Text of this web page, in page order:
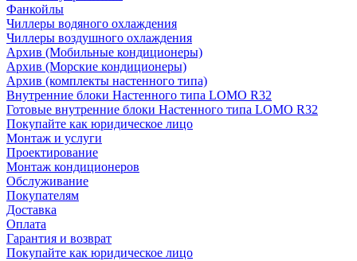
Фанкойлы
Чиллеры водяного охлаждения
Чиллеры воздушного охлаждения
Архив (Мобильные кондиционеры)
Архив (Морские кондиционеры)
Архив (комплекты настенного типа)
Внутренние блоки Настенного типа LOMO R32
Готовые внутренние блоки Настенного типа LOMO R32
Покупайте как юридическое лицо
Монтаж и услуги
Проектирование
Монтаж кондиционеров
Обслуживание
Покупателям
Доставка
Оплата
Гарантия и возврат
Покупайте как юридическое лицо